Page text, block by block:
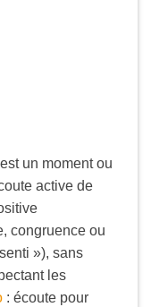
un moment ou
active de
congruence ou
»), sans
les
: écoute pour